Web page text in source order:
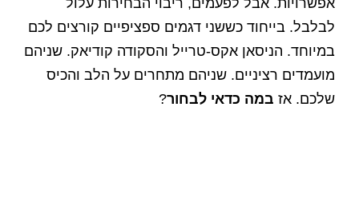
אפשרויות. אבל לפעמים, ריבוי הבחירות עלול
לבלבל. בייחוד כששני דגמים ספציפיים קורצים לכם
במיוחד. הניסאן אקס-טרייל והסקודה קודיאק. שניהם
מועמדים רציניים. שניהם מתחרים על הלב והכיס
שלכם. אז במה כדאי לבחור?